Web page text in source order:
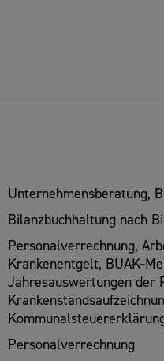
Unternehmensberatung,
Bilanzbuchhaltung nach
Personalverrechnung,
Krankenentgelt, BUAK-
Jahresauswertungen der
Personalverrechnung